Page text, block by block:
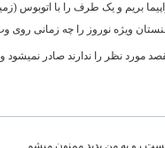
بریم و یک طرف را با اتوبوس
ویژه نوروز را چه زمانی
مورد نظر را ندارند صادر نمیشود
رو به من بدید ممنون میشم